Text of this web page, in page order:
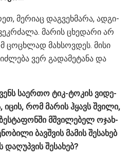
მე­რი­აც დაგ­ვეხ­მა­რა, ად­გი­
მა­რის ცხე­და­რი არ
ცო­ცხლად მახ­სოვ­დეს. მისი
ვერ გა­და­მე­ტა­ნა და
სა­ერ­თო ტიკ-ტო­კის ვი­დე­
რომ მა­რის ჰყავს შვი­ლი,
მშვი­ლე­ბელ ოჯახ­
ბავ­შვის მა­მის შე­სა­ხებ
შე­სა­ხებ?